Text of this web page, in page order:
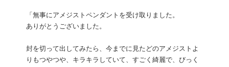
「無事にアメジストペンダントを受け取りました。
ありがとうございました。
封を切って出してみたら、今までに見たどのアメジストよ
りもつやつや、キラキラしていて、すごく綺麗で、びっく